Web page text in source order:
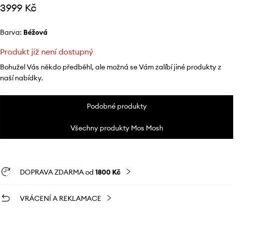
3999 Kč
Barva: béžová
Produkt již není dostupný
Bohužel Vás někdo předběhl, ale možná se Vám zalíbí jiné produkty z
naší nabídky.
Podobné produkty
Všechny produkty Mos Mosh
DOPRAVA ZDARMA od 1800 Kč
VRÁCENÍ A REKLAMACE